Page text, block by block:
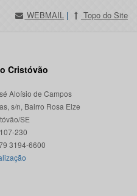
WEBMAIL | Topo do Site
Cristóvão
Aloísio de Campos
s/n, Bairro Rosa Elze
SE
230